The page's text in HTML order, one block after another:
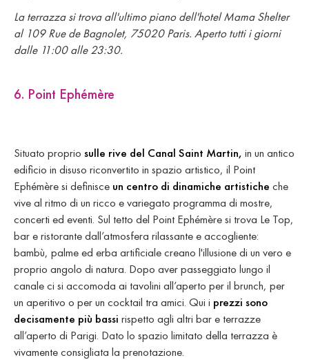
La terrazza si trova all'ultimo piano dell'hotel Mama Shelter
al 109 Rue de Bagnolet, 75020 Paris. Aperto tutti i giorni
dalle 11:00 alle 23:30.
6. Point Ephémère
Situato proprio sulle rive del Canal Saint Martin, in un antico
edificio in disuso riconvertito in spazio artistico, il Point
Ephémère si definisce un centro di dinamiche artistiche che
vive al ritmo di un ricco e variegato programma di mostre,
concerti ed eventi. Sul tetto del Point Ephémère si trova Le Top,
bar e ristorante dall’atmosfera rilassante e accogliente:
bambù, palme ed erba artificiale creano l'illusione di un vero e
proprio angolo di natura. Dopo aver passeggiato lungo il
canale ci si accomoda ai tavolini all’aperto per il brunch, per
un aperitivo o per un cocktail tra amici. Qui i prezzi sono
decisamente più bassi rispetto agli altri bar e terrazze
all’aperto di Parigi. Dato lo spazio limitato della terrazza è
vivamente consigliata la prenotazione.